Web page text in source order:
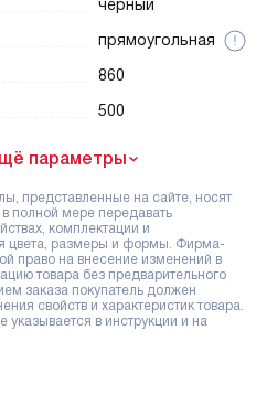
черный
прямоугольная
860
500
параметры
представленные на сайте, носят
полной мере передавать
комплектации и
цвета, размеры и формы. Фирма-
право на внесение изменений в
товара без предварительного
заказа покупатель должен
свойств и характеристик товара.
в инструкции и на